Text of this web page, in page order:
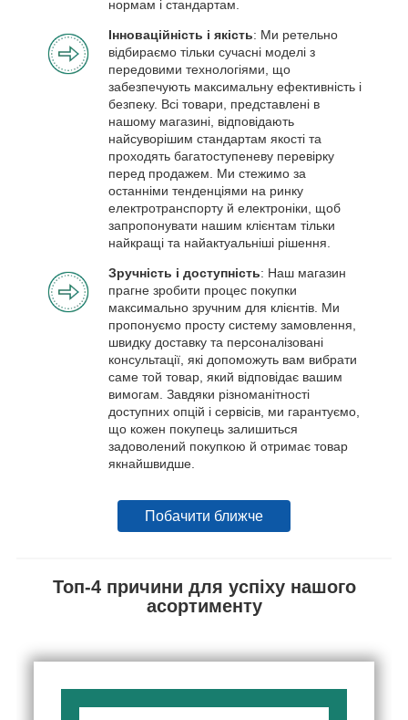
нормам і стандартам.
Інноваційність і якість: Ми ретельно
відбираємо тільки сучасні моделі з
передовими технологіями, що
забезпечують максимальну ефективність і
безпеку. Всі товари, представлені в
нашому магазині, відповідають
найсуворішим стандартам якості та
проходять багатоступеневу перевірку
перед продажем. Ми стежимо за
останніми тенденціями на ринку
електротранспорту й електроніки, щоб
запропонувати нашим клієнтам тільки
найкращі та найактуальніші рішення.
Зручність і доступність: Наш магазин
прагне зробити процес покупки
максимально зручним для клієнтів. Ми
пропонуємо просту систему замовлення,
швидку доставку та персоналізовані
консультації, які допоможуть вам вибрати
саме той товар, який відповідає вашим
вимогам. Завдяки різноманітності
доступних опцій і сервісів, ми гарантуємо,
що кожен покупець залишиться
задоволений покупкою й отримає товар
якнайшвидше.
Побачити ближче
Топ-4 причини для успіху нашого
асортименту